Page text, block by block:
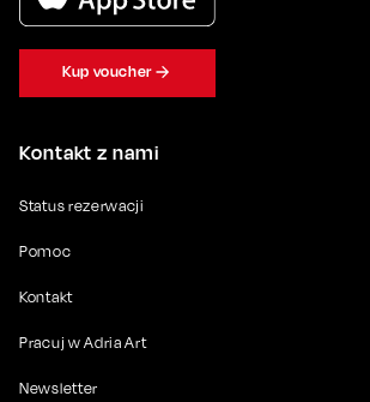
Kontakt z nami
Status rezerwacji
Pomoc
Kontakt
Pracuj w Adria Art
Newsletter
Kup voucher